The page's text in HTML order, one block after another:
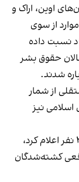
اوین، اراک و
از سوی
نسبت داده
حقوق بشر
شدند.
از شمار
نیز
سخنگوی قوه قضاییه شمار جان‌باختگان را ۲۵ نفر اعلام کرد،
کشته‌شدگان